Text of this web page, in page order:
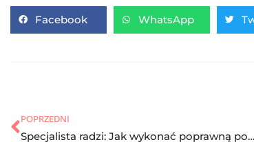
Facebook WhatsApp
POPRZEDNI
Specjalista radzi: Jak wykonać poprawną pompkę?